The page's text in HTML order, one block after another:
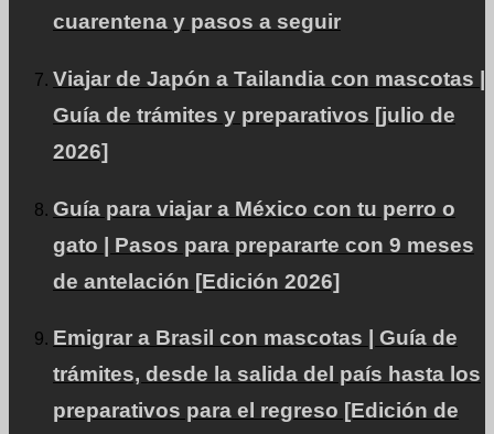
cuarentena y pasos a seguir
Viajar de Japón a Tailandia con mascotas |
Guía de trámites y preparativos [julio de
2026]
Guía para viajar a México con tu perro o
gato | Pasos para prepararte con 9 meses
de antelación [Edición 2026]
Emigrar a Brasil con mascotas | Guía de
trámites, desde la salida del país hasta los
preparativos para el regreso [Edición de
Planes de precios
Planes adaptados a sus necesidades.
Nuestro equipo
Facebook